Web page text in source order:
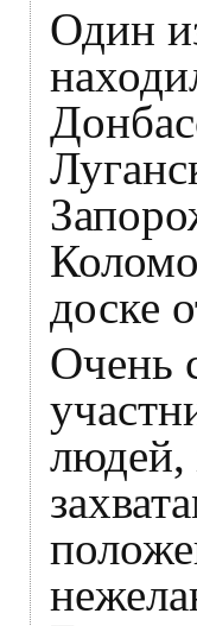
Один
доске
Очень
людей,